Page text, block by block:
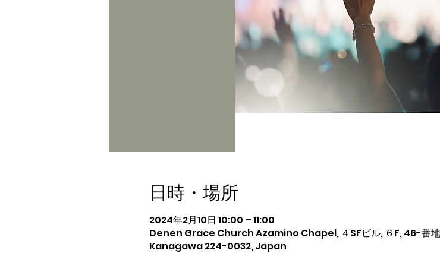
日時・場所
2024年2月10日 10:00 – 11:00
Denen Grace Church Azamino Chapel, ４SFビル, ６F, 46-
Kanagawa 224-0032, Japan